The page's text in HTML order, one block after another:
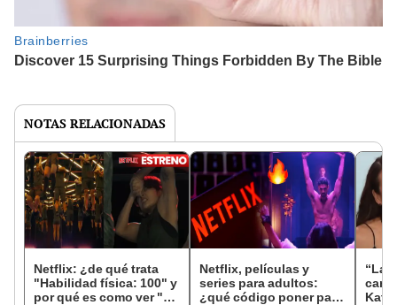
NOTAS RELACIONADAS
Netflix: ¿de qué trata
"Habilidad física: 100" y
por qué es como ver "El
Netflix, películas y
series para adultos:
¿qué código poner para
“La
Kate